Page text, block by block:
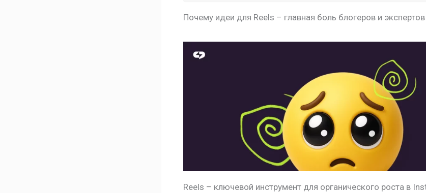
Почему идеи для Reels – главная боль блогеров и экспертов
Reels – ключевой инструмент для органического роста в